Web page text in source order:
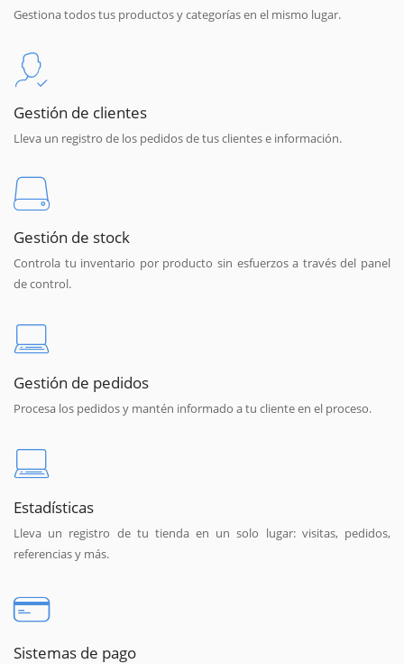
Gestiona todos tus productos y categorías en el mismo lugar.
Gestión de clientes
Lleva un registro de los pedidos de tus clientes e información.
Gestión de stock
Controla tu inventario por producto sin esfuerzos a través del panel
de control.
Gestión de pedidos
Procesa los pedidos y mantén informado a tu cliente en el proceso.
Estadísticas
Lleva un registro de tu tienda en un solo lugar: visitas, pedidos,
referencias y más.
Sistemas de pago